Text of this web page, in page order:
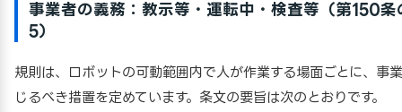
事業者の義務：教示等・運転中・検査等（第150条
5）
規則は、ロボットの可動範囲内で人が作業する場面ごとに、事
じるべき措置を定めています。条文の要旨は次のとおりです。